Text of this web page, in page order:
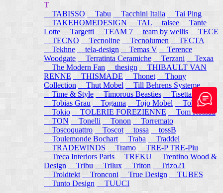
T
TABISSO
Tabu Tacchini Italia
Tai Ping
TAKEHOMEDESIGN
TAL talsee
Tante
Lotte
Targetti TEAM 7 team by wellis
TECE
TECNO
Tecnoline Tecnolumen
TECTA
Tekhne
tela-design Temas V
Terence
Woodgate
Terratinta Ceramiche Terzani
Texaa
The Modern Fan
thesign
THIBAULT VAN
RENNE
THISMADE Thonet
Thony
Collection
Thut Mobel
Till Behrens Systeme
Time & Style
Timorous Beasties
Tisettanta
Tobias Grau
Togama Tojo Mobel
Token
Tokio
TOLERIE FOREZIENNE
Tom Rossau
TON
Tonelli Tonon
Torremato
Toscoquattro
Toscot tossa
tossB
Toulemonde Bochart
Traba
Traddel
TRADEWINDS
Tramo
TRE-P TRE-Piu
Treca Interiors Paris
TREKU
Trentino Wood &
Design
Tribu Trilux Triton
Trizo21
Troldtekt Tronconi True Design
TUBES
Tunto Design
TUUCI